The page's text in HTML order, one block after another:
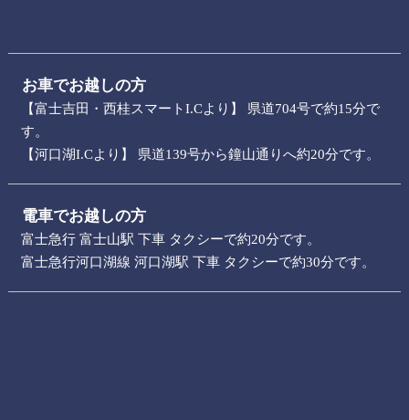
お車でお越しの方
【富士吉田・西桂スマートI.Cより】 県道704号で約15分で
す。
【河口湖I.Cより】 県道139号から鐘山通りへ約20分です。
電車でお越しの方
富士急行 富士山駅 下車 タクシーで約20分です。
富士急行河口湖線 河口湖駅 下車 タクシーで約30分です。